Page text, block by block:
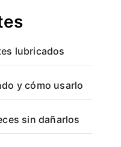
lubricados
y cómo usarlo
sin dañarlos